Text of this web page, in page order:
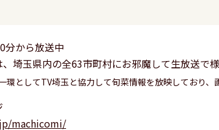
分から放送中
、埼玉県内の全63市町村にお邪魔して生放送で
環としてTV埼玉と協力して旬菜情報を放映しており
machicomi/